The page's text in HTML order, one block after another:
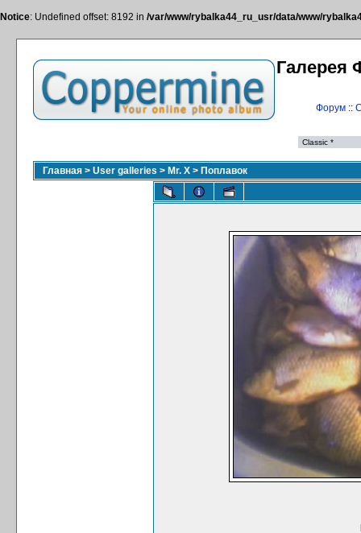
Notice: Undefined offset: 8192 in /var/www/rybalka44_ru_usr/data/www/
Галерея
Форум::
Главная > User galleries > Mr. X > Поплавок